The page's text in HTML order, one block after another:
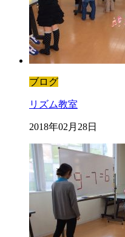
ブログ
リズム教室
2018年02月28日